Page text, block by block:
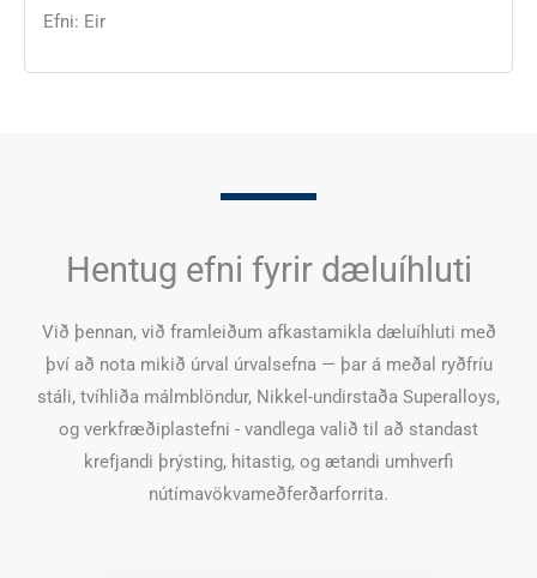
Efni: Eir
Hentug efni fyrir dæluíhluti
Við þennan, við framleiðum afkastamikla dæluíhluti með
því að nota mikið úrval úrvalsefna — þar á meðal ryðfríu
stáli, tvíhliða málmblöndur, Nikkel-undirstaða Superalloys,
og verkfræðiplastefni - vandlega valið til að standast
krefjandi þrýsting, hitastig, og ætandi umhverfi
nútímavökvameðferðarforrita.